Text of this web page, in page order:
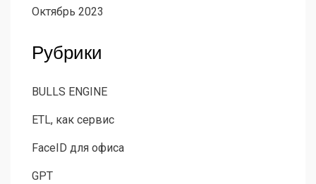
Октябрь 2023
Рубрики
BULLS ENGINE
ETL, как сервис
FaceID для офиса
GPT